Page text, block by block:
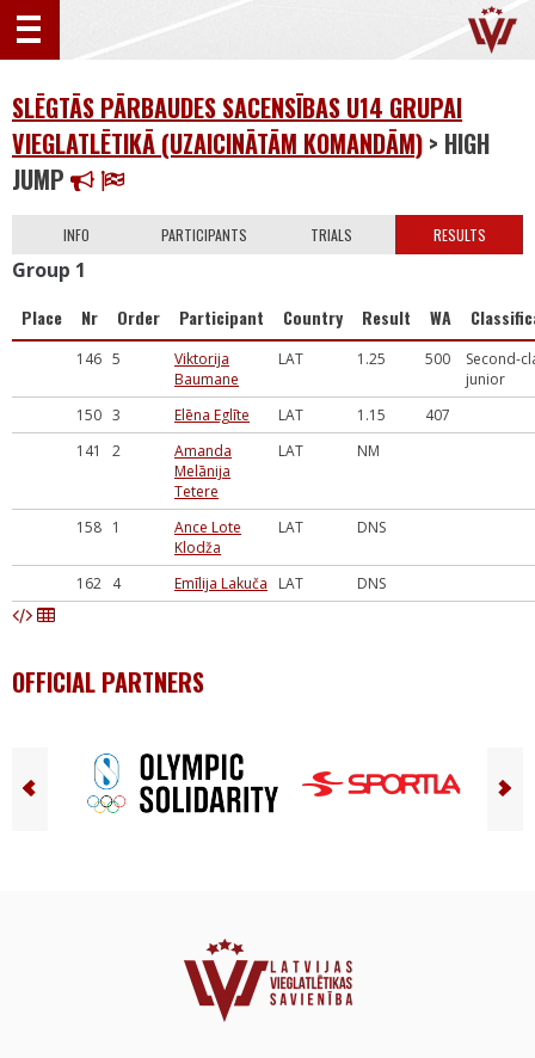
SLĒGTĀS PĀRBAUDES SACENSĪBAS U14 GRUPAI
VIEGLATLĒTIKĀ (UZAICINĀTĀM KOMANDĀM) > HIGH
JUMP
INFO PARTICIPANTS TRIALS RESULTS
Group 1
Place Nr Order Participant Country Result WA
146 5
Viktorija
Baumane
LAT 1.25 500
Second-
junior
150 3 Elēna Eglīte LAT 1.15
407
141
2
Amanda
Melānija
Tetere
LAT NM
158 1
Ance Lote
Klodža
LAT DNS
162 4 Emīlija Lakuča LAT DNS
OFFICIAL PARTNERS